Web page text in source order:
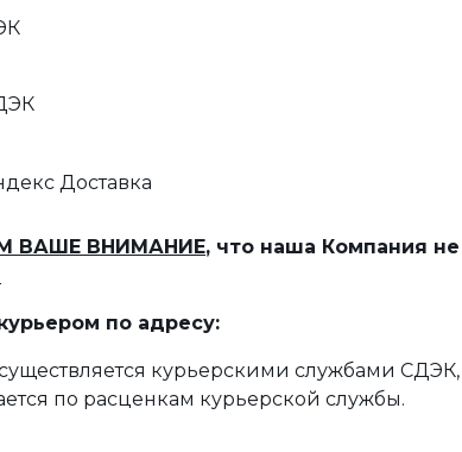
Доставка
ВАШЕ ВНИМАНИЕ, что наша Компания
по адресу:
курьерскими службами
по расценкам курьерской службы.